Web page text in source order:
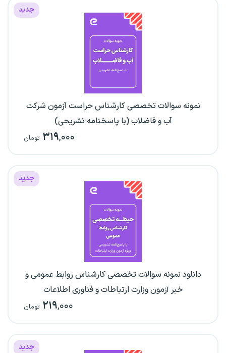
جدید
نمونه سوالات تخصصی کارشناس حراست آزمون شرکت
آب و فاضلاب (با پاسخنامه تشریحی)
۳۱۹,۰۰۰ تومان
جدید
دانلود نمونه سوالات تخصصی کارشناس روابط عمومی و
خبر آزمون وزارت ارتباطات و فناوری اطلاعات
۲۱۹,۰۰۰ تومان
جدید